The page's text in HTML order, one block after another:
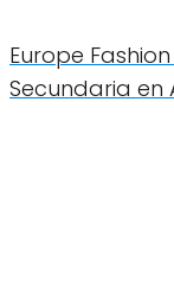
Europe
Secundaria en